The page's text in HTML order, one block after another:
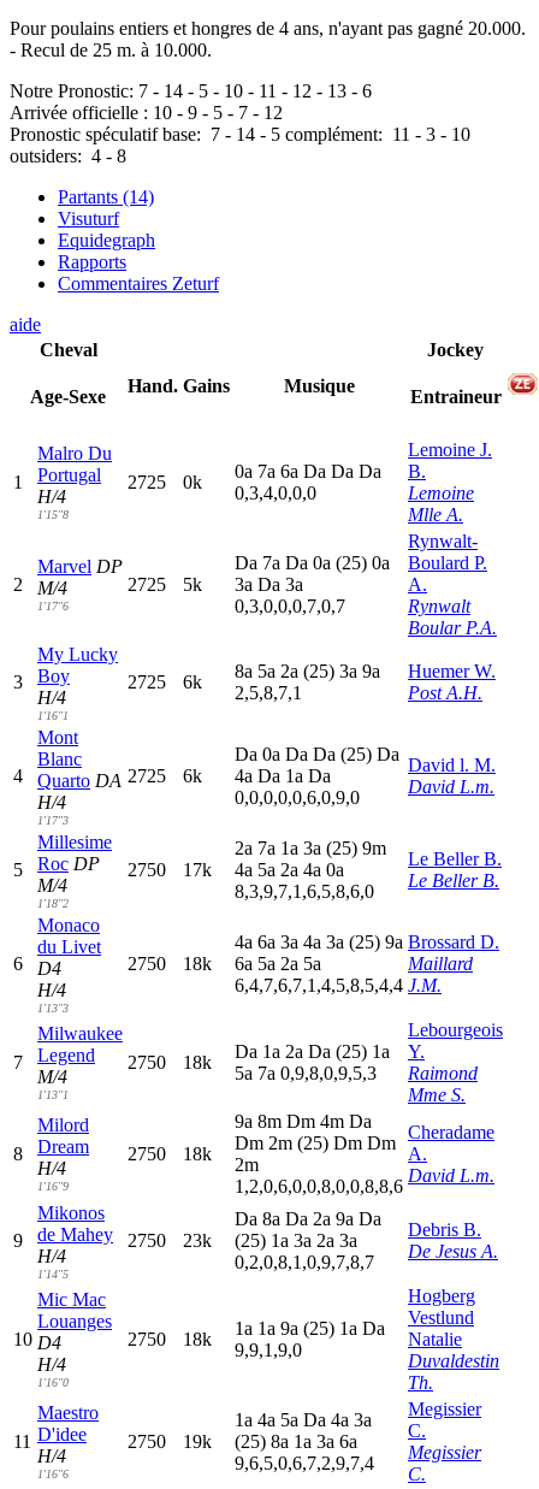
Pour poulains entiers et hongres de 4 ans, n'ayant pas gagné 20.000.
- Recul de 25 m. à 10.000.
Notre Pronostic: 7 - 14 - 5 - 10 - 11 - 12 - 13 - 6
Arrivée officielle : 10 - 9 - 5 - 7 - 12
Pronostic spéculatif base: 7 - 14 - 5 complément: 11 - 3 - 10
outsiders: 4 - 8
Partants (14)
Visuturf
Equidegraph
Rapports
Commentaires Zeturf
aide
Cheval
Age-Sexe
Hand. Gains Musique
Jockey
Entraineur
1
Malro Du
Portugal
H/4
1'15"8
2725 0k
0a 7a 6a Da Da Da
0,3,4,0,0,0
Lemoine J.
B.
Lemoine
Mlle A.
2
Marvel DP
M/4
1'17"6
2725 5k
Da 7a Da 0a (25) 0a
3a Da 3a
0,3,0,0,0,7,0,7
Rynwalt-
Boulard P.
A.
Rynwalt
Boular P.A.
3
My Lucky
Boy
H/4
1'16"1
2725 6k
8a 5a 2a (25) 3a 9a
2,5,8,7,1
Huemer W.
Post A.H.
4
Mont
Blanc
Quarto DA
H/4
1'17"3
2725 6k
Da 0a Da Da (25) Da
4a Da 1a Da
0,0,0,0,0,6,0,9,0
David l. M.
David L.m.
5
Millesime
Roc DP
M/4
1'18"2
2750 17k
2a 7a 1a 3a (25) 9m
4a 5a 2a 4a 0a
8,3,9,7,1,6,5,8,6,0
Le Beller B.
Le Beller B.
6
Monaco
du Livet
D4
H/4
1'13"3
2750 18k
4a 6a 3a 4a 3a (25) 9a
6a 5a 2a 5a
6,4,7,6,7,1,4,5,8,5,4,4
Brossard D.
Maillard
J.M.
7
Milwaukee
Legend
M/4
1'13"1
2750 18k
Da 1a 2a Da (25) 1a
5a 7a 0,9,8,0,9,5,3
Lebourgeois
Y.
Raimond
Mme S.
8
Milord
Dream
H/4
1'16"9
2750 18k
9a 8m Dm 4m Da
Dm 2m (25) Dm Dm
2m
1,2,0,6,0,0,8,0,0,8,8,6
Cheradame
A.
David L.m.
9
Mikonos
de Mahey
H/4
1'14"5
2750 23k
Da 8a Da 2a 9a Da
(25) 1a 3a 2a 3a
0,2,0,8,1,0,9,7,8,7
Debris B.
De Jesus A.
10
Mic Mac
Louanges
D4
H/4
1'16"0
2750 18k
1a 1a 9a (25) 1a Da
9,9,1,9,0
Hogberg
Vestlund
Natalie
Duvaldestin
Th.
11
Maestro
D'idee
H/4
1'16"6
2750 19k
1a 4a 5a Da 4a 3a
(25) 8a 1a 3a 6a
9,6,5,0,6,7,2,9,7,4
Megissier
C.
Megissier
C.